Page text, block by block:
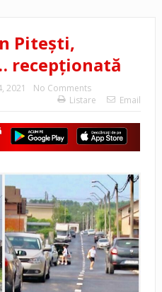
Pitești,
recepţionată
2021
No Comments
Listare
Email